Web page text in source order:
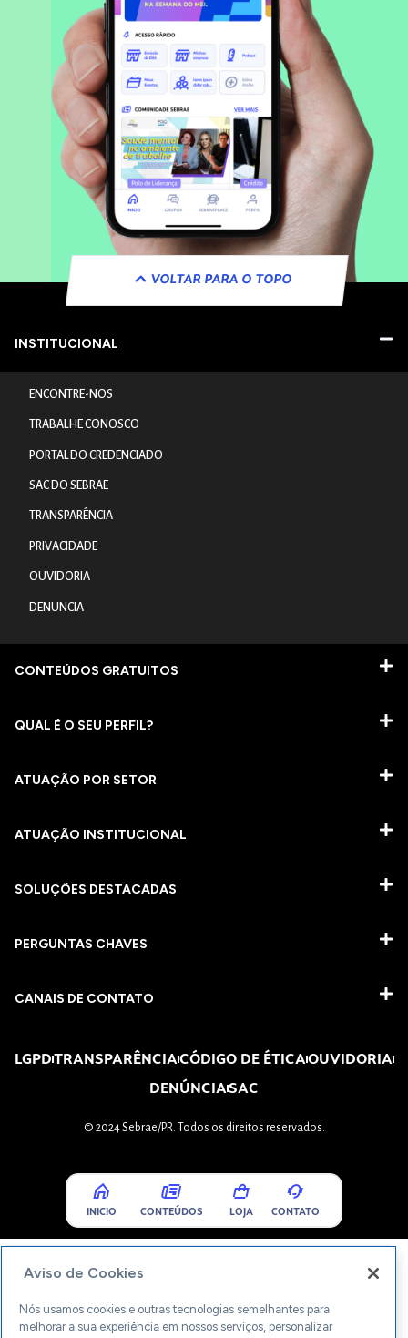
VOLTAR PARA O TOPO
INSTITUCIONAL
ENCONTRE-NOS
TRABALHE CONOSCO
PORTAL DO CREDENCIADO
SAC DO SEBRAE
TRANSPARÊNCIA
PRIVACIDADE
OUVIDORIA
DENUNCIA
CONTEÚDOS GRATUITOS
QUAL É O SEU PERFIL?
ATUAÇÃO POR SETOR
ATUAÇÃO INSTITUCIONAL
SOLUÇÕES DESTACADAS
PERGUNTAS CHAVES​
CANAIS DE CONTATO
LGPDTRANSPARÊNCIACÓDIGO DE ÉTICAOUVIDORIA
DENÚNCIASAC
© 2024 Sebrae/PR. Todos os direitos reservados.
INICIO CONTEÚDOS LOJA CONTATO
Aviso de Cookies
Nós usamos cookies e outras tecnologias semelhantes para
melhorar a sua experiência em nossos serviços, personalizar